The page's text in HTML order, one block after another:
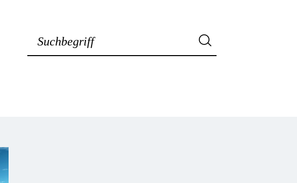
Suchbegriff